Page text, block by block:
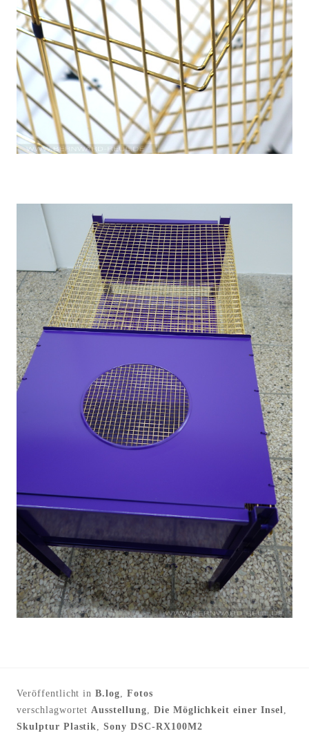
Veröffentlicht inB.log,Fotos
verschlagwortetAusstellung, Die Möglichkeit einer Insel,
Skulptur Plastik,Sony DSC-RX100M2